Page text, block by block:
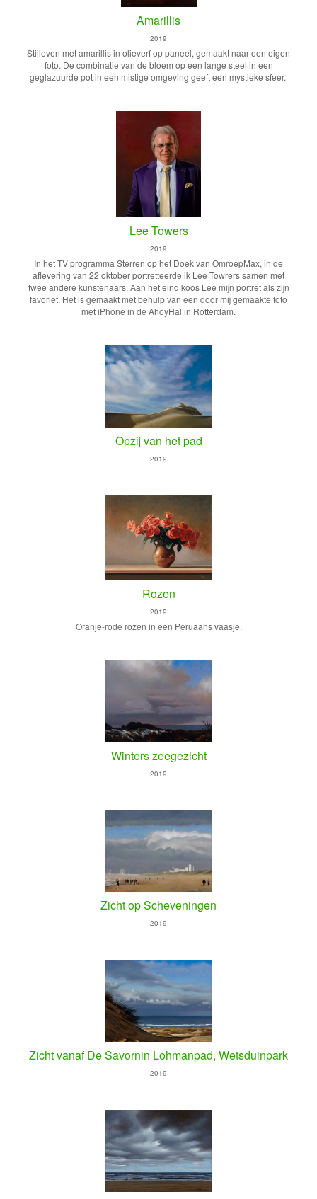
Amarillis
2019
Stiileven met amarillis in olieverf op paneel, gemaakt naar een eigen
foto. De combinatie van de bloem op een lange steel in een
geglazuurde pot in een mistige omgeving geeft een mystieke sfeer.
Lee Towers
2019
In het TV programma Sterren op het Doek van OmroepMax, in de
aflevering van 22 oktober portretteerde ik Lee Towrers samen met
twee andere kunstenaars. Aan het eind koos Lee mijn portret als zijn
favoriet. Het is gemaakt met behulp van een door mij gemaakte foto
met iPhone in de AhoyHal in Rotterdam.
Opzij van het pad
2019
Rozen
2019
Oranje-rode rozen in een Peruaans vaasje.
Winters zeegezicht
2019
Zicht op Scheveningen
2019
Zicht vanaf De Savornin Lohmanpad, Wetsduinpark
2019